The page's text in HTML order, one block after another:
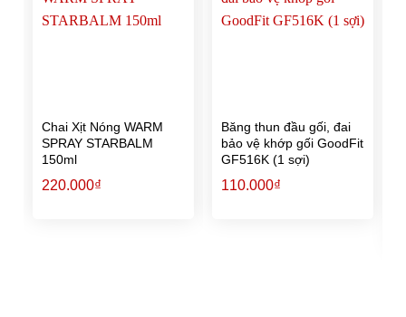
wishlist
Chai Xịt Nóng WARM
SPRAY STARBALM
150ml
220.000₫
wishlist
Băng thun đầu gối, đai
bảo vệ khớp gối GoodFit
GF516K (1 sợi)
110.000₫